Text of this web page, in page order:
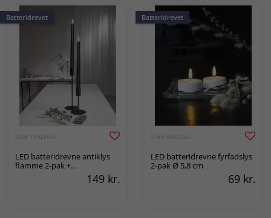
Batteridrevet
STAR TRADING
LED batteridrevne antiklys
flamme 2-pak +
149 kr.
Batteridrevet
STAR TRADING
LED batteridrevne fyrfadslys
2-pak Ø 5,8 cm
69 kr.